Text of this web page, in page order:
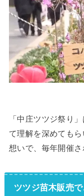
「中庄ツツジ祭り
て理解を深めても
想いで、毎年開催さ
ツツジ苗木販売